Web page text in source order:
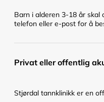
Barn i alderen 3-18 år skal
telefon eller e-post for å
Privat eller offentlig
Stjørdal tannklinikk er en